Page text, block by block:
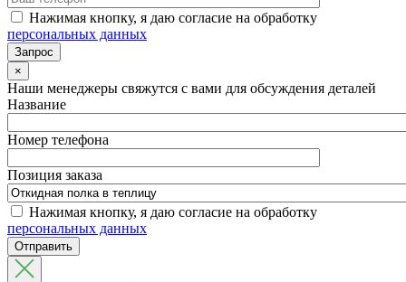
Нажимая кнопку, я даю согласие на обработку
персональных данных
×
Наши менеджеры свяжутся с вами для обсуждения деталей
Название
Номер телефона
Позиция заказа
Нажимая кнопку, я даю согласие на обработку
персональных данных